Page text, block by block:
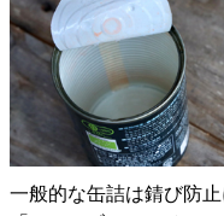
一般的な缶詰は錆び防